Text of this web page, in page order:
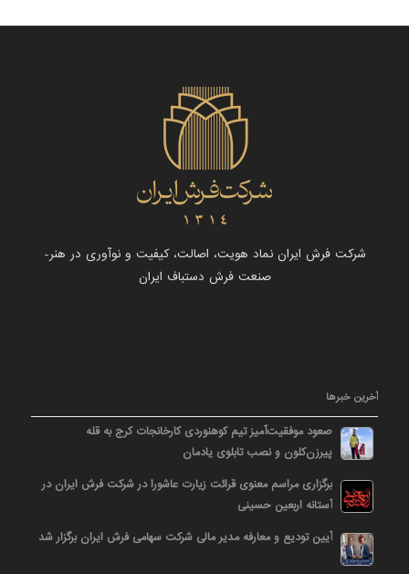
شرکت فرش ایران نماد هویت، اصالت، کیفیت و نوآوری در هنر-
صنعت فرش دستباف ایران
آخرین خبرها
صعود موفقیت‌آمیز تیم کوهنوردی کارخانجات کرج به قله
پیرزن‌کلون و نصب تابلوی یادمان
برگزاری مراسم معنوی قرائت زیارت عاشورا در شرکت فرش ایران در
آستانه اربعین حسینی
آیین تودیع و معارفه مدیر مالی شرکت سهامی فرش ایران برگزار شد